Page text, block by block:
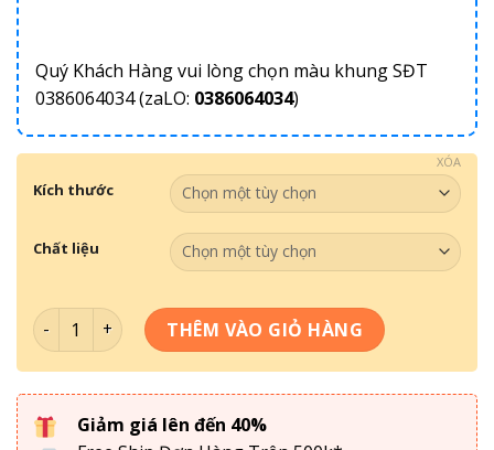
Quý Khách Hàng vui lòng chọn màu khung SĐT
0386064034 (zaLO: 0386064034)
Kích thước
Chất liệu
XÓA
Tranh Treo Tường- Tranh Chậu Hoa TCH 066 số lượng
THÊM VÀO GIỎ HÀNG
Giảm giá lên đến 40%